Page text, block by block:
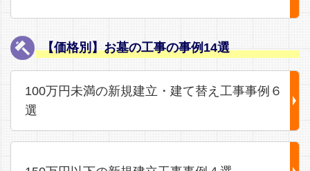
【価格別】お墓の工事の事例14選
100万円未満の新規建立・建て替え工事事例６
選